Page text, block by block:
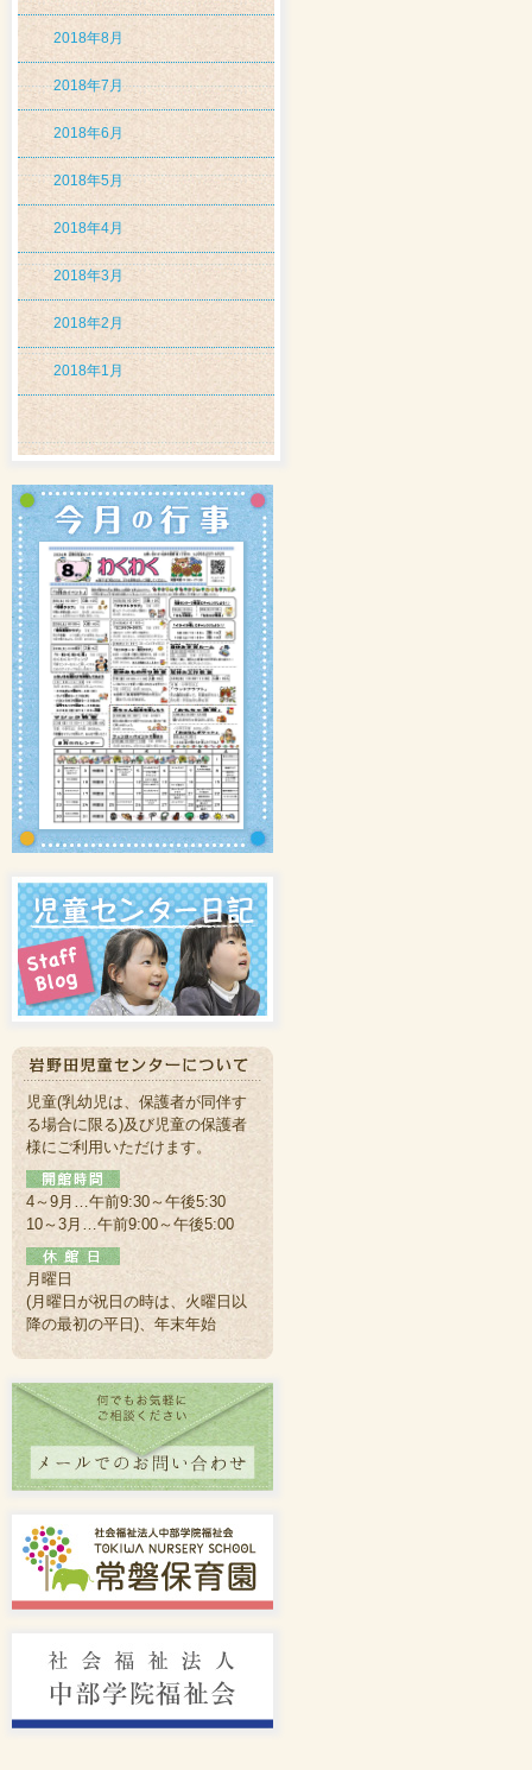
2018年8月
2018年7月
2018年6月
2018年5月
2018年4月
2018年3月
2018年2月
2018年1月
児童(乳幼児は、保護者が同伴す
る場合に限る)及び児童の保護者
様にご利用いただけます。
4～9月…午前9:30～午後5:30
10～3月…午前9:00～午後5:00
月曜日
(月曜日が祝日の時は、火曜日以
降の最初の平日)、年末年始